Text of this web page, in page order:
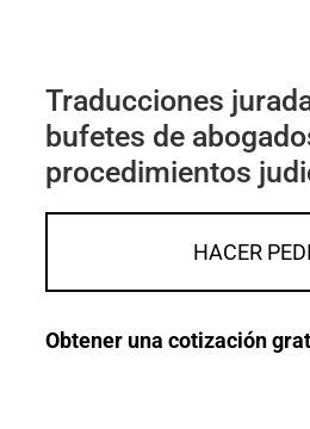
Traducciones
bufetes de
procedimientos
HACER
Obtener una cotización